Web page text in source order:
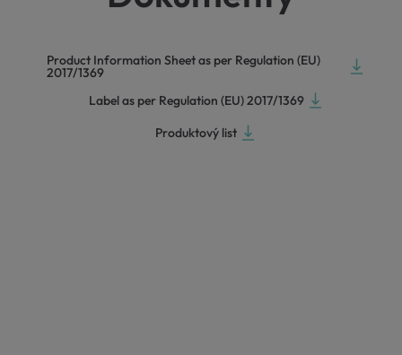
Product Information Sheet as per Regulation (EU)
2017/1369
Label as per Regulation (EU) 2017/1369
Produktový list